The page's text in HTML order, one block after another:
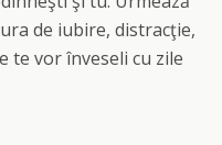
de iubire, distracţie,
te vor înveseli cu zile